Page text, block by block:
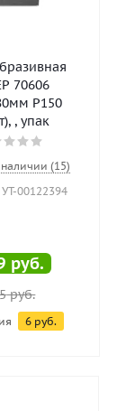
70606
Р150
, упак
наличии (15)
00122394
руб.
руб.
6 руб.